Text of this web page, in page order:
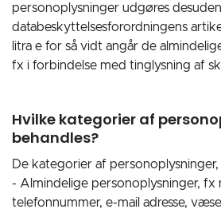
personoplysninger udgøres
databeskyttelsesforordningens
litra e for så vidt angår de
fx i forbindelse med tinglysning af
Hvilke kategorier af
behandles?
De kategorier af
- Almindelige personoplysninger, fx
telefonnummer, e-mail adresse,